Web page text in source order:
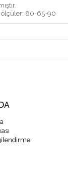
ölçüler: 80-65-90